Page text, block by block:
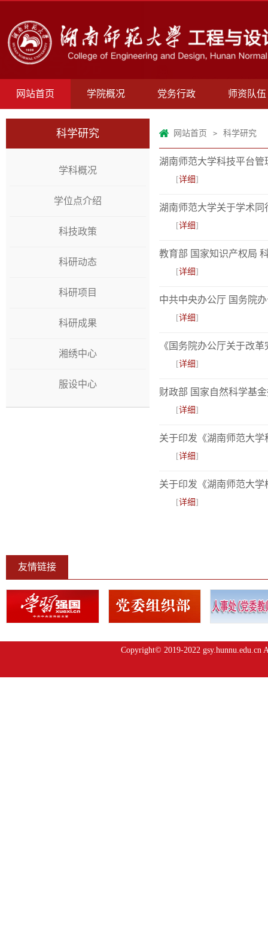
网站首页 学院概况 党务行政 师资队伍
科学研究
学科概况
学位点介绍
科技政策
科研动态
科研项目
科研成果
湘绣中心
服设中心
网站首页 > 科学研究
湖南师范大学科技平台管
[详细]
湖南师范大学关于学术
[详细]
教育部 国家知识产权局
[详细]
中共中央办公厅 国务院
[详细]
《国务院办公厅关于改
[详细]
财政部 国家自然科学基
[详细]
关于印发《湖南师范大
[详细]
关于印发《湖南师范大
[详细]
友情链接
Copyright© 2019-2022